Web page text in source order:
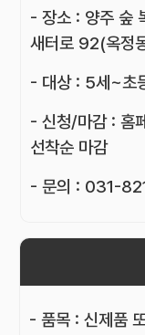
- 장소 : 양주 숲
새터로 92(옥정
- 대상 : 5세~초
- 신청/마감 : 홈
선착순 마감
- 문의 : 031-
- 품목 : 신제품